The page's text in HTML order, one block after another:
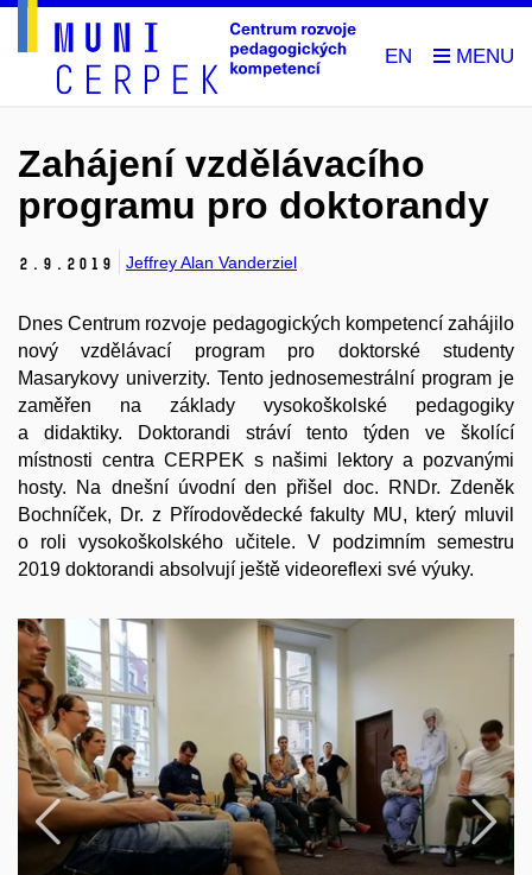
EN
Zahájení vzdělávacího
programu pro doktorandy
2. 9. 2019 Jeffrey Alan Vanderziel
Dnes Centrum rozvoje pedagogických kompetencí zahájilo
nový vzdělávací program pro doktorské studenty
Masarykovy univerzity. Tento jednosemestrální program je
zaměřen na základy vysokoškolské pedagogiky
a didaktiky. Doktorandi stráví tento týden ve školící
místnosti centra CERPEK s našimi lektory a pozvanými
hosty. Na dnešní úvodní den přišel doc. RNDr. Zdeněk
Bochníček, Dr. z Přírodovědecké fakulty MU, který mluvil
o roli vysokoškolského učitele. V podzimním semestru
2019 doktorandi absolvují ještě videoreflexi své výuky.
Předchozí